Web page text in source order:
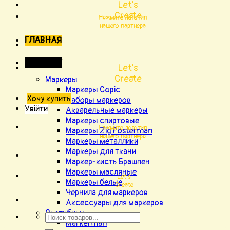
Let's
Create
ГЛАВНАЯ
Маркеры
Маркеры Copic
Наборы маркеров
Акварельные маркеры
Маркеры спиртовые
Маркеры Zig Posterman
Маркеры металлики
Маркеры для ткани
Маркер-кисть Брашпен
Маркеры масляные
Маркеры белые
Чернила для маркеров
Аксессуары для маркеров
Скетчбуки
Markerman
Нажмите логотип
нашего партнера
Let's
Create
Хочу купить
Увійти
Нажмите логотип
нашего партнера
Let's
Create